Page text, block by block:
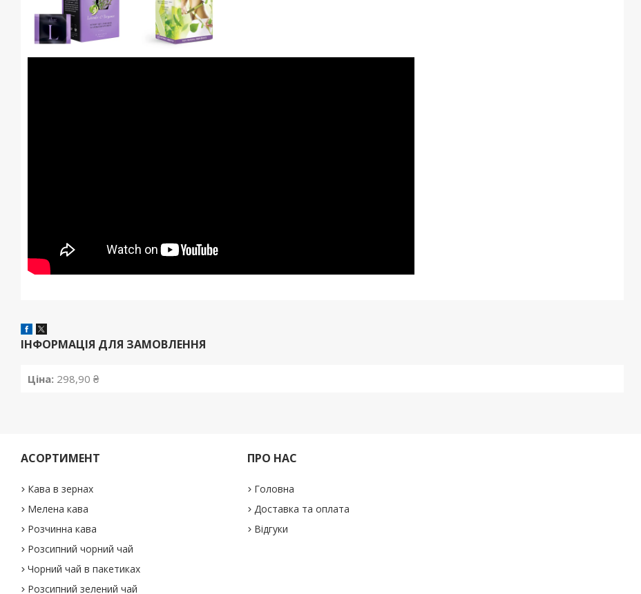
ІНФОРМАЦІЯ ДЛЯ ЗАМОВЛЕННЯ
Ціна: 298,90 ₴
АСОРТИМЕНТ
Кава в зернах
Мелена кава
Розчинна кава
Розсипний чорний чай
Чорний чай в пакетиках
Розсипний зелений чай
ПРО НАС
Головна
Доставка та оплата
Відгуки